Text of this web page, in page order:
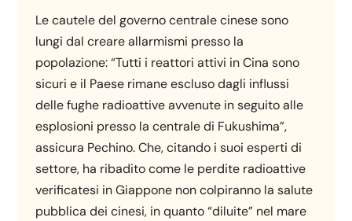
Le cautele del governo centrale cinese sono
lungi dal creare allarmismi presso la
popolazione: “Tutti i reattori attivi in Cina sono
sicuri e il Paese rimane escluso dagli influssi
delle fughe radioattive avvenute in seguito alle
esplosioni presso la centrale di Fukushima”,
assicura Pechino. Che, citando i suoi esperti di
settore, ha ribadito come le perdite radioattive
verificatesi in Giappone non colpiranno la salute
pubblica dei cinesi, in quanto “diluite” nel mare